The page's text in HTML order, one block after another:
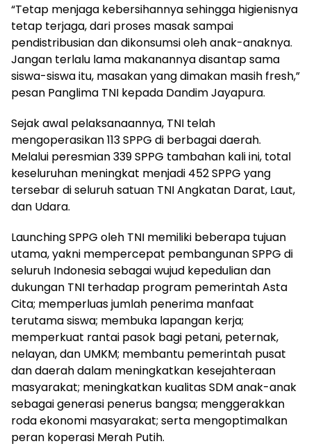
“Tetap menjaga kebersihannya sehingga higienisnya
tetap terjaga, dari proses masak sampai
pendistribusian dan dikonsumsi oleh anak-anaknya.
Jangan terlalu lama makanannya disantap sama
siswa-siswa itu, masakan yang dimakan masih fresh,”
pesan Panglima TNI kepada Dandim Jayapura.
Sejak awal pelaksanaannya, TNI telah
mengoperasikan 113 SPPG di berbagai daerah.
Melalui peresmian 339 SPPG tambahan kali ini, total
keseluruhan meningkat menjadi 452 SPPG yang
tersebar di seluruh satuan TNI Angkatan Darat, Laut,
dan Udara.
Launching SPPG oleh TNI memiliki beberapa tujuan
utama, yakni mempercepat pembangunan SPPG di
seluruh Indonesia sebagai wujud kepedulian dan
dukungan TNI terhadap program pemerintah Asta
Cita; memperluas jumlah penerima manfaat
terutama siswa; membuka lapangan kerja;
memperkuat rantai pasok bagi petani, peternak,
nelayan, dan UMKM; membantu pemerintah pusat
dan daerah dalam meningkatkan kesejahteraan
masyarakat; meningkatkan kualitas SDM anak-anak
sebagai generasi penerus bangsa; menggerakkan
roda ekonomi masyarakat; serta mengoptimalkan
peran koperasi Merah Putih.